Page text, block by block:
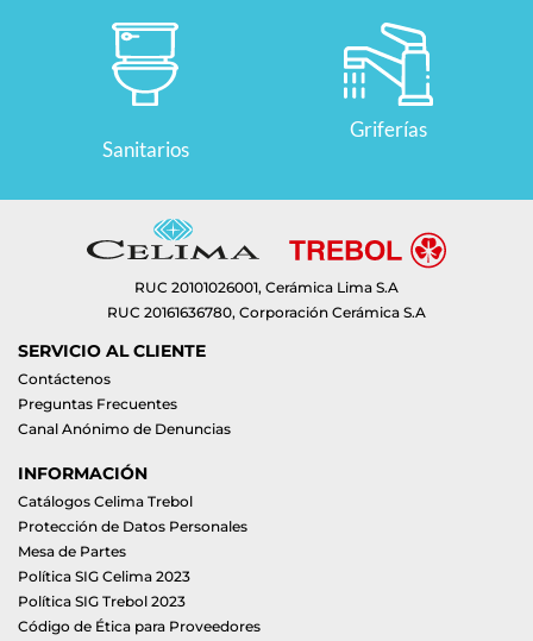
Sanitarios
Griferías
RUC 20101026001, Cerámica Lima S.A
RUC 20161636780, Corporación Cerámica S.A
SERVICIO AL CLIENTE
Contáctenos
Preguntas Frecuentes
Canal Anónimo de Denuncias
INFORMACIÓN
Catálogos Celima Trebol
Protección de Datos Personales
Mesa de Partes
Política SIG Celima 2023
Política SIG Trebol 2023
Código de Ética para Proveedores